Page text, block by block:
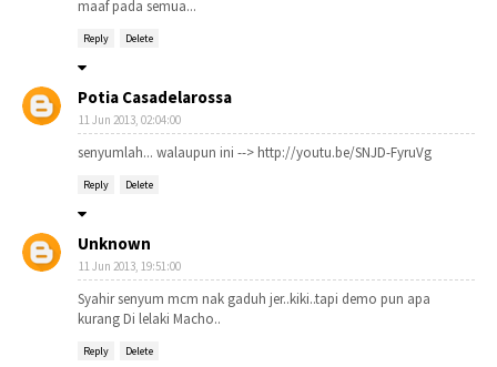
maaf pada semua...
Reply Delete
Potia Casadelarossa
11 Jun 2013, 02:04:00
senyumlah... walaupun ini --> http://youtu.be/SNJD-FyruVg
Reply Delete
Unknown
11 Jun 2013, 19:51:00
Syahir senyum mcm nak gaduh jer..kiki..tapi demo pun apa
kurang Di lelaki Macho..
Reply Delete